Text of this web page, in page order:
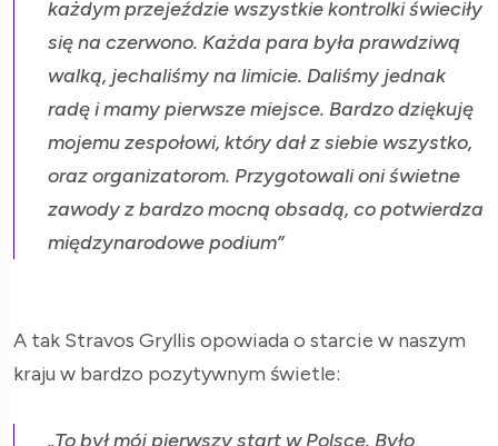
każdym przejeździe wszystkie kontrolki świeciły
się na czerwono. Każda para była prawdziwą
walką, jechaliśmy na limicie. Daliśmy jednak
radę i mamy pierwsze miejsce. Bardzo dziękuję
mojemu zespołowi, który dał z siebie wszystko,
oraz organizatorom. Przygotowali oni świetne
zawody z bardzo mocną obsadą, co potwierdza
międzynarodowe podium”
A tak Stravos Gryllis opowiada o starcie w naszym
kraju w bardzo pozytywnym świetle:
„To był mój pierwszy start w Polsce. Było